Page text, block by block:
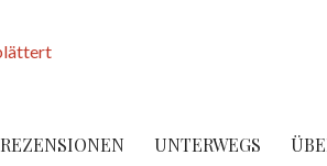
REZENSIONEN UNTERWEGS